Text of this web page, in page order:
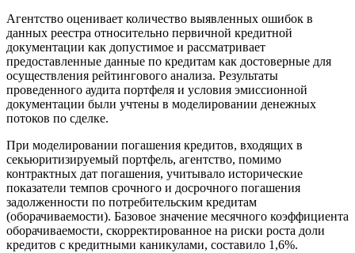
Агентство оценивает количество выявленных ошибок в
данных реестра относительно первичной кредитной
документации как допустимое и рассматривает
предоставленные данные по кредитам как достоверные для
осуществления рейтингового анализа. Результаты
проведенного аудита портфеля и условия эмиссионной
документации были учтены в моделировании денежных
потоков по сделке.
При моделировании погашения кредитов, входящих в
секьюритизируемый портфель, агентство, помимо
контрактных дат погашения, учитывало исторические
показатели темпов срочного и досрочного погашения
задолженности по потребительским кредитам
(оборачиваемости). Базовое значение месячного коэффициента
оборачиваемости, скорректированное на риски роста доли
кредитов с кредитными каникулами, составило 1,6%.